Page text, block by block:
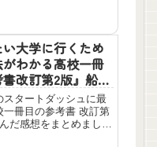
気づけるはずです。
い大学に行くため
わかる高校一冊
改訂第2版』船登
だ感想
スタートダッシュに最
一冊目の参考書 改訂第
だ感想をまとめまし